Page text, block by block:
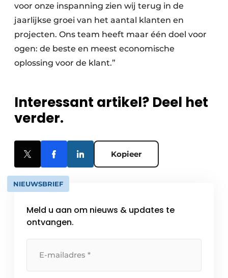
voor onze inspanning zien wij terug in de
jaarlijkse groei van het aantal klanten en
projecten. Ons team heeft maar één doel voor
ogen: de beste en meest economische
oplossing voor de klant.”
Interessant artikel? Deel het
verder.
Kopieer
NIEUWSBRIEF
Meld u aan om nieuws & updates te
ontvangen.